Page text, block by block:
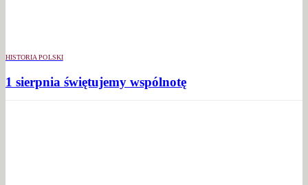
HISTORIA POLSKI
1 sierpnia świętujemy wspólnotę